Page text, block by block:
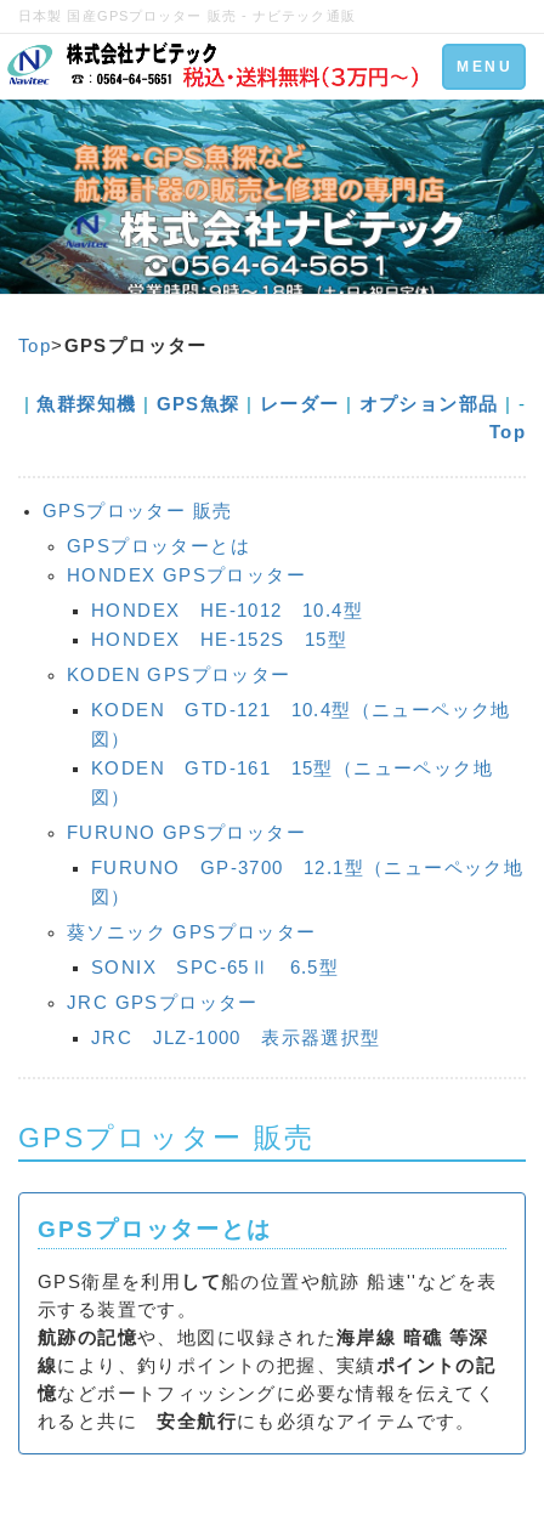
日本製 国産GPSプロッター 販売 - ナビテック通販
Toggle
navigation
MENU
Top>GPSプロッター
|魚群探知機 | GPS魚探 | レーダー | オプション部品 | -
Top
GPSプロッター 販売
GPSプロッターとは
HONDEX GPSプロッター
HONDEX HE-1012 10.4型
HONDEX HE-152S 15型
KODEN GPSプロッター
KODEN GTD-121 10.4型（ニューペック地
図）
KODEN GTD-161 15型（ニューペック地
図）
FURUNO GPSプロッター
FURUNO GP-3700 12.1型（ニューペック地
図）
葵ソニック GPSプロッター
SONIX SPC-65Ⅱ 6.5型
JRC GPSプロッター
JRC JLZ-1000 表示器選択型
GPSプロッター 販売
GPSプロッターとは
GPS衛星を利用 して船の位置や航跡 船速''などを表
示する装置です。
航跡の記憶や、地図に収録された海岸線 暗礁 等深
線により、釣りポイントの把握、実績ポイントの記
憶などボートフィッシングに必要な情報を伝えてく
れると共に安全航行にも必須なアイテムです。